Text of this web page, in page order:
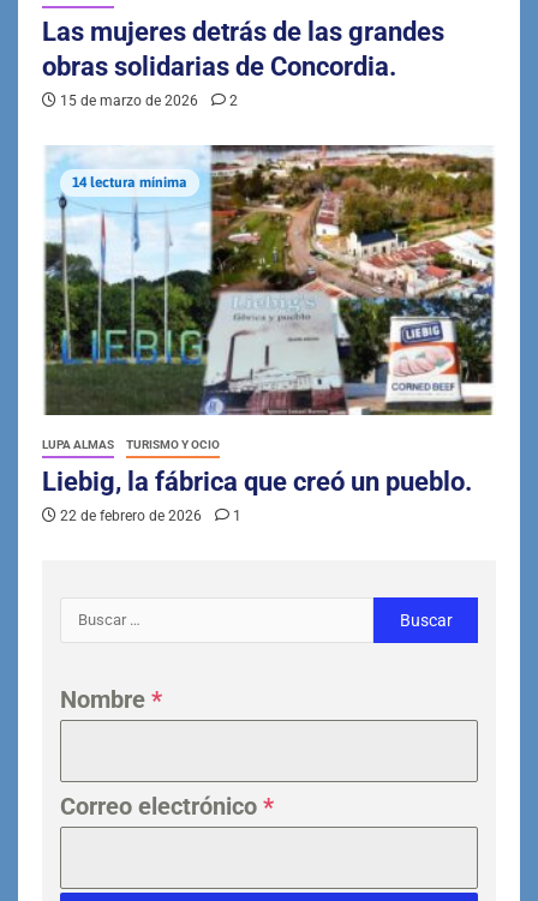
Las mujeres detrás de las grandes
obras solidarias de Concordia.
15 de marzo de 2026 2
14 lectura mínima
LUPA ALMAS TURISMO Y OCIO
Liebig, la fábrica que creó un pueblo.
22 de febrero de 2026 1
Nombre *
Correo electrónico *